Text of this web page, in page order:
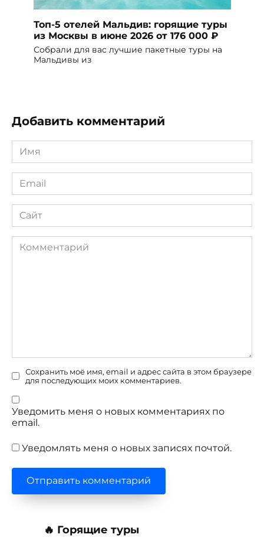
Топ-5 отелей Мальдив: горящие туры
из Москвы в июне 2026 от 176 000 ₽
Собрали для вас лучшие пакетные туры на
Мальдивы из
Добавить комментарий
Имя
Email
Сайт
Комментарий
Сохранить моё имя, email и адрес сайта в этом браузере
для последующих моих комментариев.
Уведомить меня о новых комментариях по
email.
Уведомлять меня о новых записях почтой.
🔥 Горящие туры